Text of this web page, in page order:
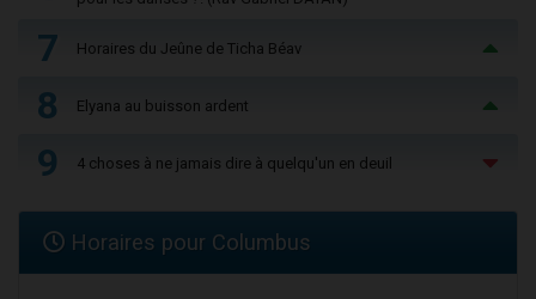
7 Horaires du Jeûne de Ticha Béav
8 Elyana au buisson ardent
9 4 choses à ne jamais dire à quelqu'un en deuil
Horaires pour Columbus